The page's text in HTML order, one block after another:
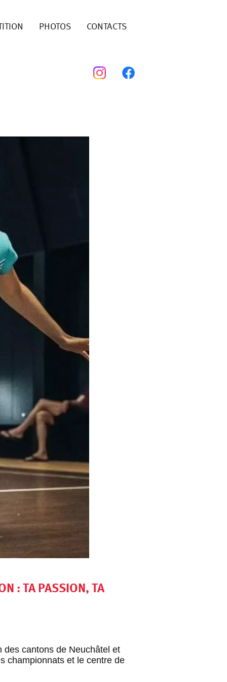
PHOTOS CONTACTS
: TA PASSION, TA
des cantons de Neuchâtel et
championnats et le centre de